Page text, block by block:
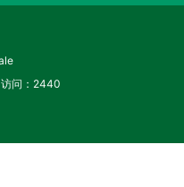
问：2440